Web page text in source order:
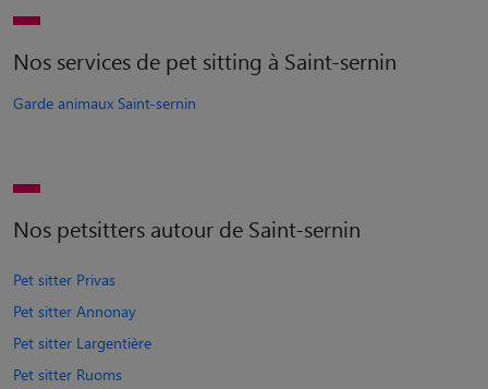
Nos services de pet sitting à Saint-sernin
Garde animaux Saint-sernin
Nos petsitters autour de Saint-sernin
Pet sitter Privas
Pet sitter Annonay
Pet sitter Largentière
Pet sitter Ruoms